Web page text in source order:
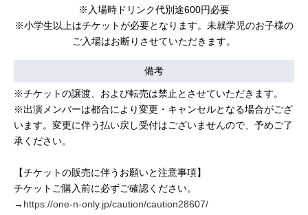
※入場時ドリンク代別途600円必要
※小学生以上はチケットが必要となります。未就学児のお子様の
ご入場はお断りさせていただきます。
備考
※チケットの譲渡、および転売は禁止とさせていただきます。
※出演メンバーは都合により変更・キャンセルとなる場合がござ
います。変更に伴う払い戻し受付はございませんので、予めご了
承ください。
【チケットの販売に伴うお願いと注意事項】
チケットご購入前に必ずご確認ください。
→ https://one-n-only.jp/caution/caution28607/